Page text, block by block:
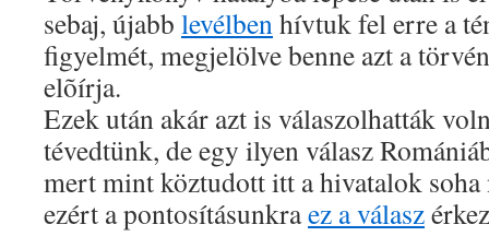
sebaj, újabb levélbenhívtuk fel erre a
figyelmét, megjelölve benne azt a
elõírja.
Ezek után akár azt is válaszolhatták
tévedtünk, de egy ilyen válasz
mert mint köztudott itt a hivatalok soha
ezért a pontosításunkraez a válasz